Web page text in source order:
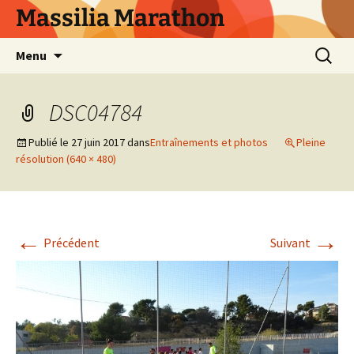
AllerMassilia Marathon
Menu
DSC04784
Publié le 27 juin 2017dansEntraînements et photos
Pleine
résolution (640 × 480)
← Précédent Suivant →